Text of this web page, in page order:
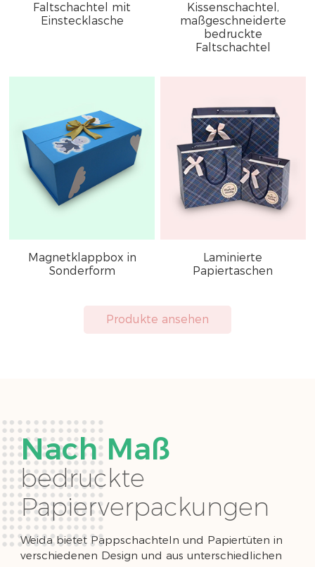
Faltschachtel mit
Einstecklasche
Kissenschachtel,
maßgeschneiderte
bedruckte
Faltschachtel
Magnetklappbox in
Sonderform
Laminierte
Papiertaschen
Produkte ansehen
Nach Maß
bedruckte
Papierverpackungen
Weida bietet Pappschachteln und Papiertüten in
verschiedenen Design und aus unterschiedlichen